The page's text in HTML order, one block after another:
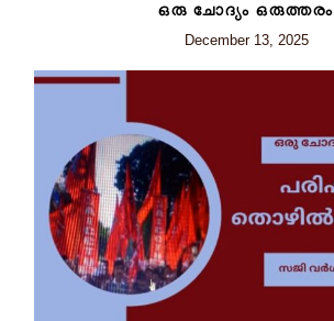
ഒരു ചോദ്യം ഒരുത്തരം
December 13, 2025